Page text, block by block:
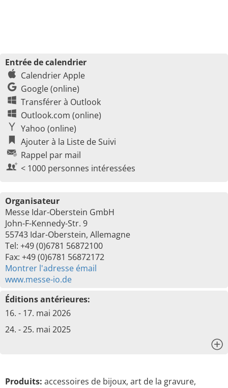
Entrée de calendrier
Calendrier Apple
Google (online)
Transférer à Outlook
Outlook.com (online)
Yahoo (online)
Ajouter à la Liste de Suivi
Rappel par mail
< 1000 personnes intéressées
Organisateur
Messe Idar-Oberstein GmbH
John-F-Kennedy-Str. 9
55743 Idar-Oberstein, Allemagne
Tel: +49 (0)6781 56872100
Fax: +49 (0)6781 56872172
Montrer l'adresse émail
www.messe-io.de
Éditions antérieures:
16. - 17. mai 2026
24. - 25. mai 2025
Produits: accessoires de bijoux, art de la gravure,